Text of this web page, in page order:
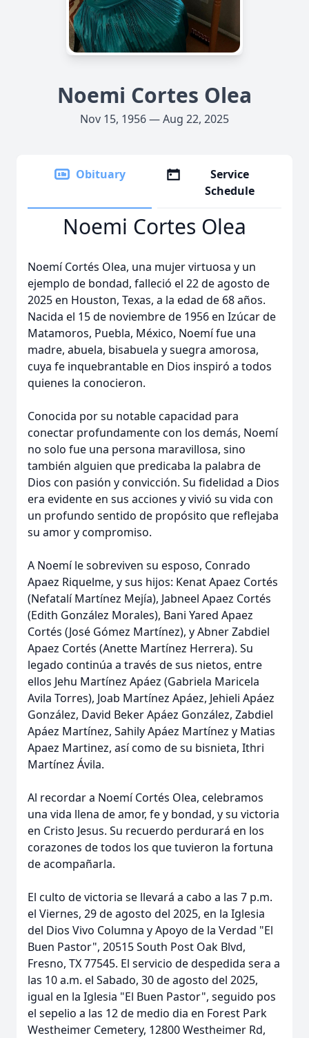
Noemi Cortes Olea
Nov 15, 1956 — Aug 22, 2025
Obituary
Service
Schedule
Noemi Cortes Olea
Noemí Cortés Olea, una mujer virtuosa y un
ejemplo de bondad, falleció el 22 de agosto de
2025 en Houston, Texas, a la edad de 68 años.
Nacida el 15 de noviembre de 1956 en Izúcar de
Matamoros, Puebla, México, Noemí fue una
madre, abuela, bisabuela y suegra amorosa,
cuya fe inquebrantable en Dios inspiró a todos
quienes la conocieron.
Conocida por su notable capacidad para
conectar profundamente con los demás, Noemí
no solo fue una persona maravillosa, sino
también alguien que predicaba la palabra de
Dios con pasión y convicción. Su fidelidad a Dios
era evidente en sus acciones y vivió su vida con
un profundo sentido de propósito que reflejaba
su amor y compromiso.
A Noemí le sobreviven su esposo, Conrado
Apaez Riquelme, y sus hijos: Kenat Apaez Cortés
(Nefatalí Martínez Mejía), Jabneel Apaez Cortés
(Edith González Morales), Bani Yared Apaez
Cortés (José Gómez Martínez), y Abner Zabdiel
Apaez Cortés (Anette Martínez Herrera). Su
legado continúa a través de sus nietos, entre
ellos Jehu Martínez Apáez (Gabriela Maricela
Avila Torres), Joab Martínez Apáez, Jehieli Apáez
González, David Beker Apáez González, Zabdiel
Apáez Martínez, Sahily Apáez Martínez y Matias
Apaez Martinez, así como de su bisnieta, Ithri
Martínez Ávila.
Al recordar a Noemí Cortés Olea, celebramos
una vida llena de amor, fe y bondad, y su victoria
en Cristo Jesus. Su recuerdo perdurará en los
corazones de todos los que tuvieron la fortuna
de acompañarla.
El culto de victoria se llevará a cabo a las 7 p.m.
el Viernes, 29 de agosto del 2025, en la Iglesia
del Dios Vivo Columna y Apoyo de la Verdad "El
Buen Pastor", 20515 South Post Oak Blvd,
Fresno, TX 77545. El servicio de despedida sera a
las 10 a.m. el Sabado, 30 de agosto del 2025,
igual en la Iglesia "El Buen Pastor", seguido pos
el sepelio a las 12 de medio dia en Forest Park
Westheimer Cemetery, 12800 Westheimer Rd,